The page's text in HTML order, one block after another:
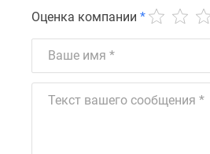
Оценка компании *